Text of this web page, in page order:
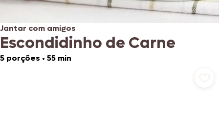
Jantar com amigos
Escondidinho de Carne
5 porções • 55 min